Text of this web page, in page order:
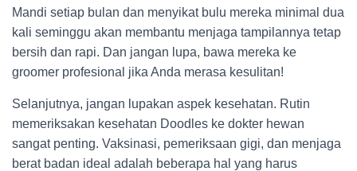
Mandi setiap bulan dan menyikat bulu mereka minimal dua
kali seminggu akan membantu menjaga tampilannya tetap
bersih dan rapi. Dan jangan lupa, bawa mereka ke
groomer profesional jika Anda merasa kesulitan!
Selanjutnya, jangan lupakan aspek kesehatan. Rutin
memeriksakan kesehatan Doodles ke dokter hewan
sangat penting. Vaksinasi, pemeriksaan gigi, dan menjaga
berat badan ideal adalah beberapa hal yang harus